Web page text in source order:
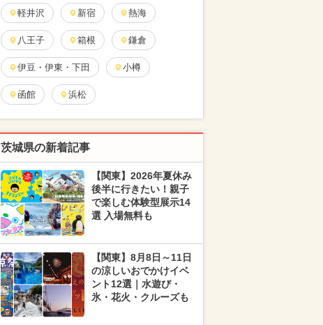
軽井沢 新宿 熱海
八王子 箱根 鎌倉
伊豆・伊東・下田 小樽
函館 浜松
茨城県の新着記事
【関東】2026年夏休み
後半に行きたい！親子
で楽しむ体験型展示14
選 入場無料も
【関東】8月8日～11日
の涼しいおでかけイベ
ント12選｜水遊び・
氷・花火・クルーズも